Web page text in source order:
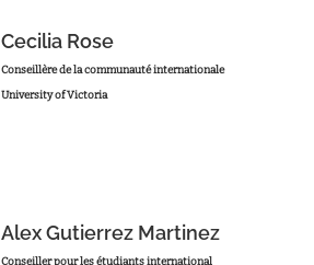
Cecilia Rose
Conseillère de la communauté internationale
University of Victoria
Alex Gutierrez Martinez
Conseiller pour les étudiants international